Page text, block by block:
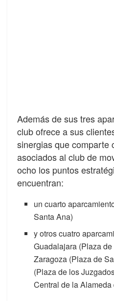
Además de sus tres
club ofrece a sus
sinergias que comparte
asociados al club de
ocho los puntos
encuentran:
un cuarto
Santa Ana)
y otros cuatro
Guadalajara (Plaza
Zaragoza (Plaza de
(Plaza de los
Central de la